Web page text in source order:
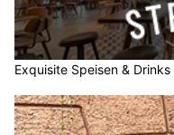
Exquisite Speisen &